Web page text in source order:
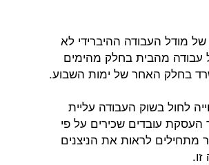
של מודל העבודה ההיברידי לא
עבודה מהבית בחלק מהימים
בחלק האחר של ימות השבוע.
לחול בשוק העבודה עליית
עובדים שכירים על פי
מתחילים לראות את הניצנים